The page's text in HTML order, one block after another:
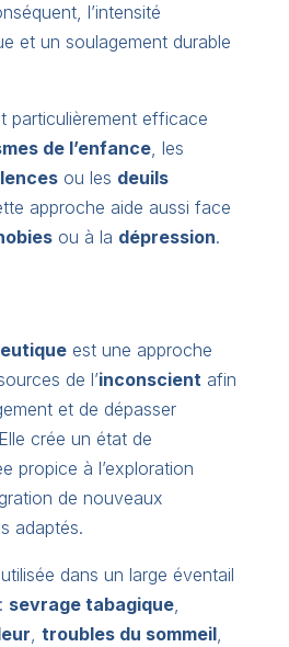
l’intensité
et un soulagement durable
particulièrement efficace
de l’enfance, les
ou les deuils
approche aide aussi face
ou à la dépression.
est une approche
de l’inconscientafin
et de dépasser
crée un état de
propice à l’exploration
de nouveaux
adaptés.
dans un large éventail
sevrage tabagique,
, troubles du sommeil,